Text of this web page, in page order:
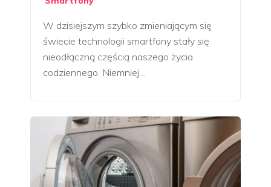
W dzisiejszym szybko zmieniającym się
świecie technologii smartfony stały się
nieodłączną częścią naszego życia
codziennego. Niemniej…